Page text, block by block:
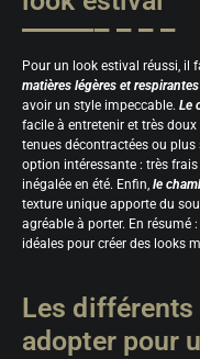
Pour un look estival réussi, il
matières légères et respirantes
avoir un style impeccable. Le
facile à entretenir et très
tenues décontractées ou plus
option intéressante : très
inégalée en été. Enfin, le
texture unique apporte du
agréable à porter. En résumé
idéales pour créer des looks
Les différents
adopter pour